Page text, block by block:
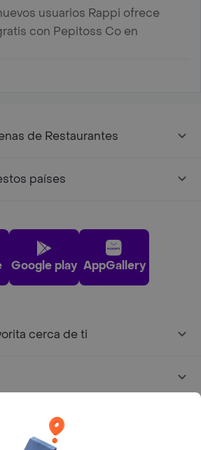
usuarios Rappi ofrece
con Pepitoss Co en
de Restaurantes
países
Google play AppGallery
cerca de ti